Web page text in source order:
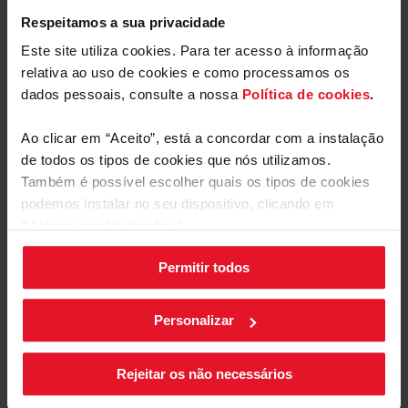
Respeitamos a sua privacidade
Este site utiliza cookies. Para ter acesso à informação
relativa ao uso de cookies e como processamos os
dados pessoais, consulte a nossa Política de cookies.
Ao clicar em “Aceito”, está a concordar com a instalação
de todos os tipos de cookies que nós utilizamos.
Também é possível escolher quais os tipos de cookies
podemos instalar no seu dispositivo, clicando em
As suas configurações de cookies podem ser alteradas a
qualquer momento, clicando no botão preto posicionado
no canto inferior direito do ecrã.
Permitir todos
Personalizar
Rejeitar os não necessários
Número de velocidades dos
ventiladores: 4
razão pela qual os exaustores FAGOR, consoante o
modelo, têm 4 níveis de velocidade de ventilação.
Nem sempre precisamos da velocidade máxima do
Parâmetros Técnicos
Transferências